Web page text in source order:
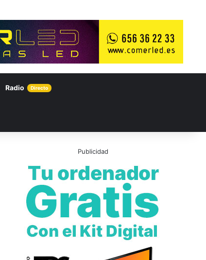
Radio Directo
Publicidad